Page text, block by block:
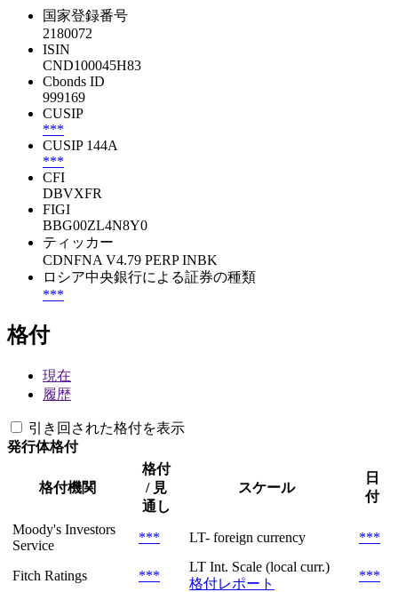
国家登録番号
2180072
ISIN
CND100045H83
Cbonds ID
999169
CUSIP
***
CUSIP 144A
***
CFI
DBVXFR
FIGI
BBG00ZL4N8Y0
ティッカー
CDNFNA V4.79 PERP INBK
ロシア中央銀行による証券の種類
***
格付
現在
履歴
引き回された格付を表示
発行体格付
格付機関
格付
/ 見
通し
スケール
日
付
Moody's Investors
Service
*** LT- foreign currency ***
Fitch Ratings ***
LT Int. Scale (local curr.)
格付レポート
***